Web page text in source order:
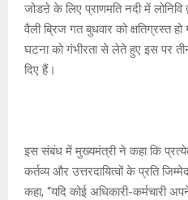
जोडऩे के लिए प्राणमति नदी में लोनिवि
वैली ब्रिज गत बुधवार को क्षतिग्रस्त
घटना को गंभीरता से लेते हुए इस पर
दिए हैं।
इस संबंध में मुख्यमंत्री ने कहा कि
कर्तव्य और उत्तरदायित्वों के प्रति
कहा, ‘‘यदि कोई अधिकारी-कर्मचारी